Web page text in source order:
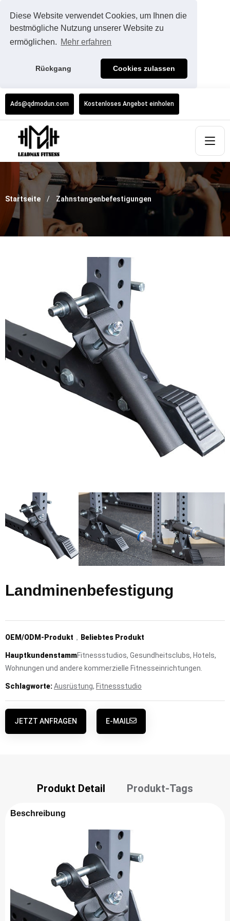
Diese Website verwendet Cookies, um Ihnen die
bestmögliche Nutzung unserer Website zu
ermöglichen. Mehr erfahren
Rückgang Cookies zulassen
Ads@qdmodun.com Kostenloses Angebot einholen
Startseite Zahnstangenbefestigungen
Landminenbefestigung
OEM/ODM-Produkt ， Beliebtes Produkt
HauptkundenstammFitnessstudios, Gesundheitsclubs, Hotels,
Wohnungen und andere kommerzielle Fitnesseinrichtungen.
Schlagworte:Ausrüstung, Fitnessstudio
JETZT ANFRAGEN E-MAIL
Produkt Detail Produkt-Tags
Beschreibung